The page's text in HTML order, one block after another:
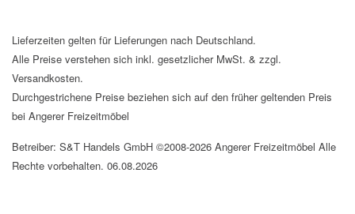
Lieferzeiten gelten für Lieferungen nach Deutschland.
Alle Preise verstehen sich inkl. gesetzlicher MwSt. & zzgl.
Versandkosten.
Durchgestrichene Preise beziehen sich auf den früher geltenden Preis
bei Angerer Freizeitmöbel
Betreiber: S&T Handels GmbH ©2008-2026 Angerer Freizeitmöbel Alle
Rechte vorbehalten. 06.08.2026